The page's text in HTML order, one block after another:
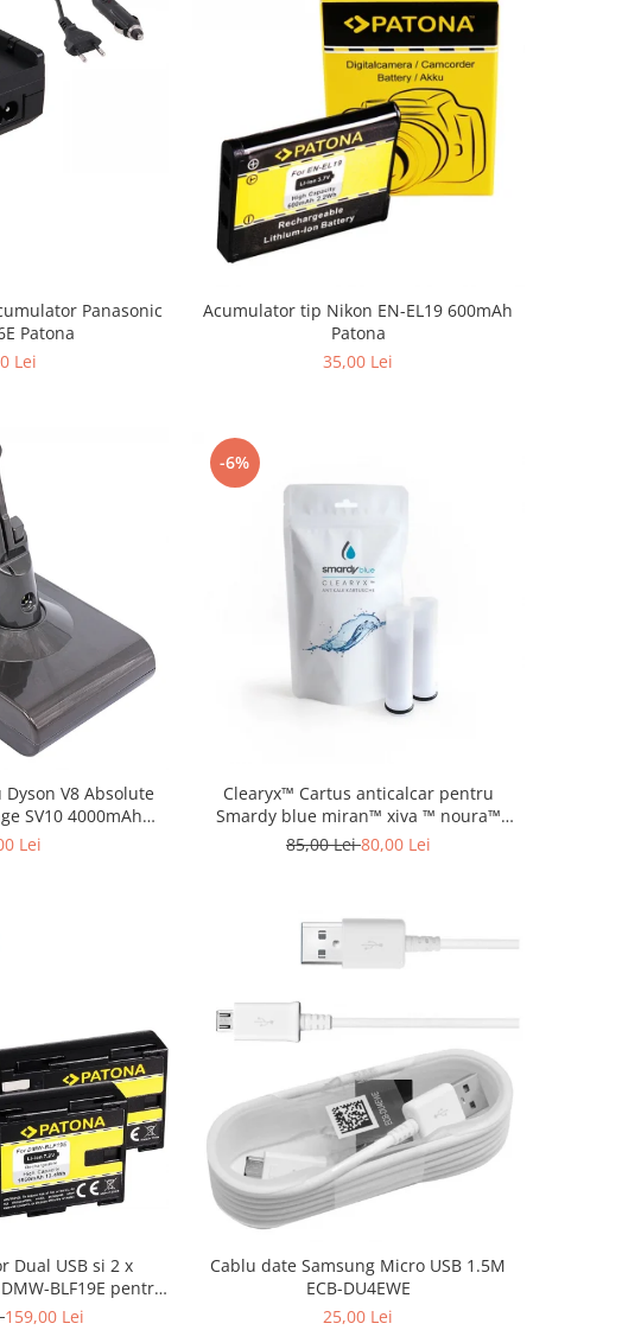
Panasonic
Patona
Lei
Acumulator tip Nikon EN-EL19 600mAh
Patona
35,00 Lei
V8 Absolute
SV10 4000mAh
Lei
-6%
Clearyx™ Cartus anticalcar pentru
Smardy blue miran™ xiva ™ noura™
zagora ™
85,00 Lei80,00 Lei
Dual USB si 2 x
BLF19E pentru
GH5 DMC-GH4
159,00 Lei
Cablu date Samsung Micro USB 1.5M
ECB-DU4EWE
25,00 Lei